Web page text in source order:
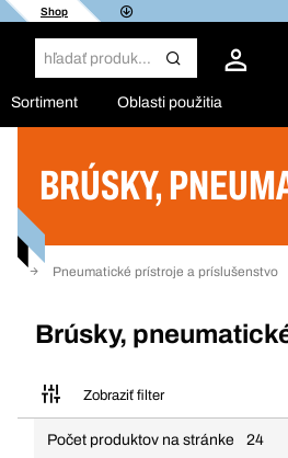
Shop
Sortiment Oblasti použitia
BRÚSKY,
Pneumatické prístroje a príslušenstvo
Brúsky,
Zobraziť filter
Filter
Počet produktov na stránke
24